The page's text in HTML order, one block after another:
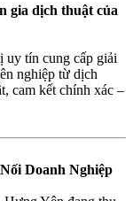
gia dịch thuật của
tín cung cấp giải
nghiệp từ dịch
cam kết chính xác –
Doanh Nghiệp